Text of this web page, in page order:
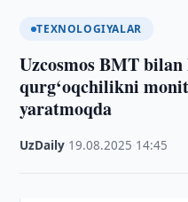
TEXNOLOGIYALAR
Uzcosmos BMT
qurg‘oqchilikni
yaratmoqda
UzDaily 19.08.2025 14:45